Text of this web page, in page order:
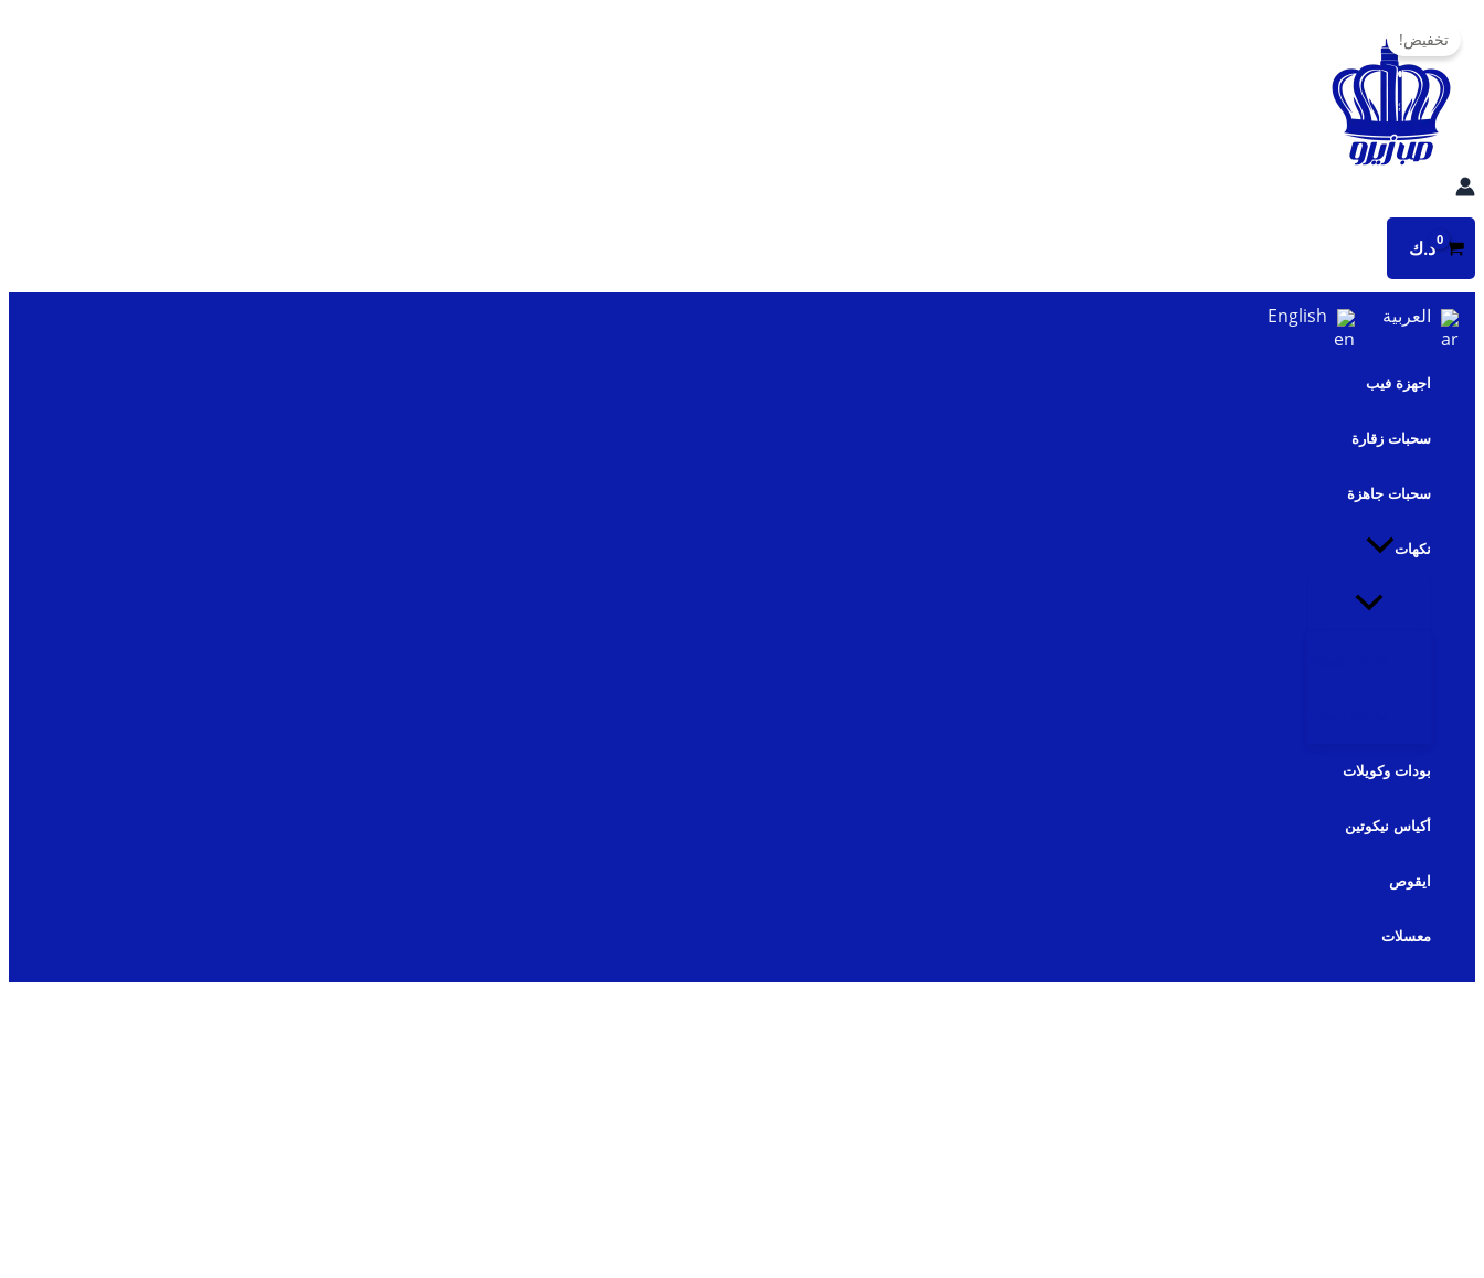
إلى
المحتوى
د.ك
العربية English
اجهزة فيب
سحبات زقارة
سحبات جاهزة
نكهات
بودات وكويلات
أكياس نيكوتين
ايقوص
معسلات
تخفيض!